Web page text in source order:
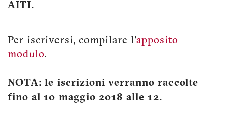
AITI.
Per iscriversi, compilare l'apposito
modulo.
NOTA: le iscrizioni verranno raccolte
fino al 10 maggio 2018 alle 12.